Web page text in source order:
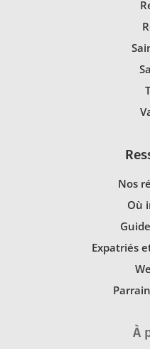
Nos
Où
Expatriés
À